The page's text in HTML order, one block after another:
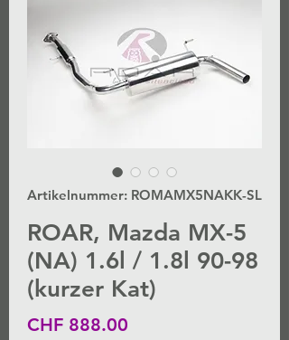
Artikelnummer: ROMAMX5NAKK-SL
ROAR, Mazda MX-5
(NA) 1.6l / 1.8l 90-98
(kurzer Kat)
CHF 888.00